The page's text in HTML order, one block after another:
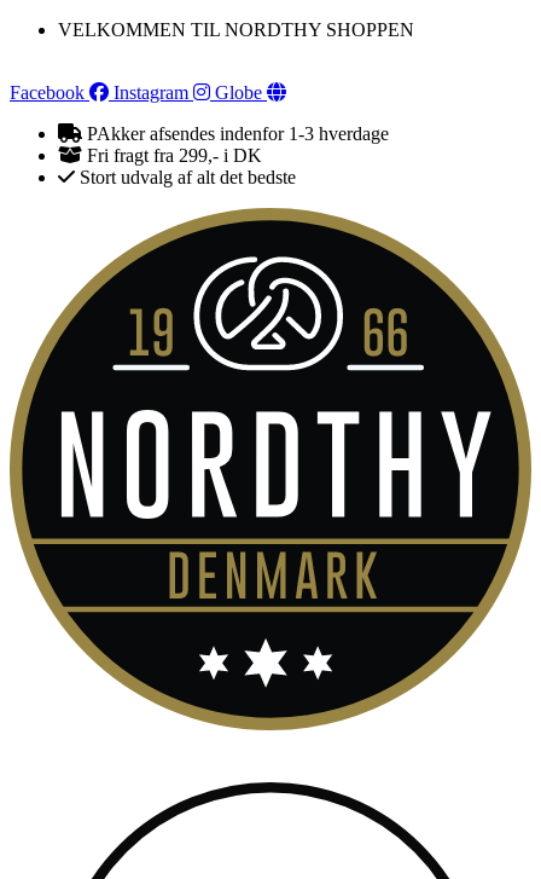
VidereVELKOMMEN TIL NORDTHY SHOPPEN
Facebook Instagram
Globe
PAkker afsendes indenfor 1-3 hverdage
Fri fragt fra 299,- i DK
Stort udvalg af alt det bedste